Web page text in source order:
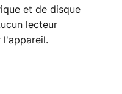
et de disque
lecteur
l'appareil.